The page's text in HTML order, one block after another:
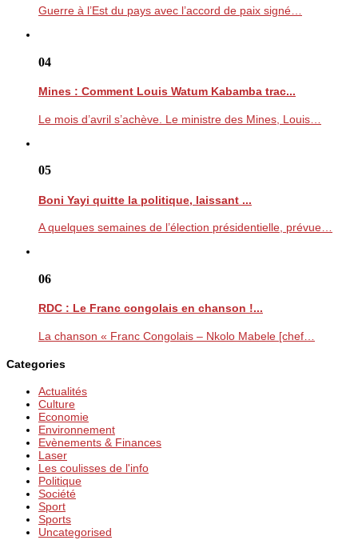
Guerre à l’Est du pays avec l’accord de paix signé…
04
Mines : Comment Louis Watum Kabamba trac...
Le mois d’avril s’achève. Le ministre des Mines, Louis…
05
Boni Yayi quitte la politique, laissant ...
A quelques semaines de l’élection présidentielle, prévue…
06
RDC : Le Franc congolais en chanson !...
La chanson « Franc Congolais – Nkolo Mabele [chef…
Categories
Actualités
Culture
Economie
Environnement
Evènements & Finances
Laser
Les coulisses de l'info
Politique
Société
Sport
Sports
Uncategorised